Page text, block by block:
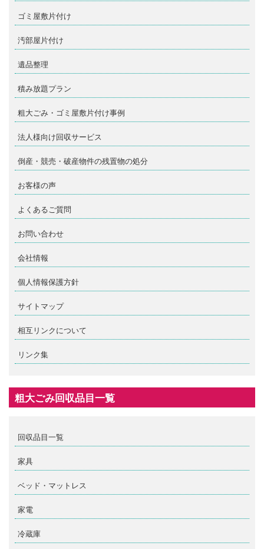
ゴミ屋敷片付け
汚部屋片付け
遺品整理
積み放題プラン
粗大ごみ・ゴミ屋敷片付け事例
法人様向け回収サービス
倒産・競売・破産物件の残置物の処分
お客様の声
よくあるご質問
お問い合わせ
会社情報
個人情報保護方針
サイトマップ
相互リンクについて
リンク集
粗大ごみ回収品目一覧
回収品目一覧
家具
ベッド・マットレス
家電
冷蔵庫